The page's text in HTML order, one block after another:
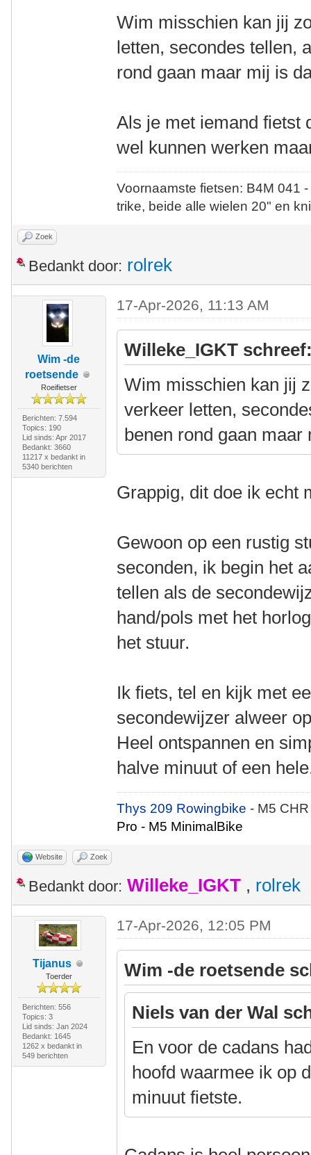
Wim misschien kan jij
letten, secondes tellen,
rond gaan maar mij is
Als je met iemand fietst
wel kunnen werken
Voornaamste fietsen: B4M
trike, beide alle wielen 20" en
Zoek
Bedankt door: rolrek
Wim -de
roetsende
Roeifietser
Berichten: 7.594
Topics: 190
Lid sinds: Apr 2017
Bedankt: 3660
11217 x bedankt in
5340 berichten
17-Apr-2026, 11:13 AM
Willeke_IGKT
Wim misschien kan jij
verkeer letten,
benen rond gaan
Grappig, dit doe ik echt
Gewoon op een rustig
seconden, ik begin het
tellen als de
hand/pols met het
het stuur.
Ik fiets, tel en kijk met
secondewijzer alweer
Heel ontspannen en
halve minuut of een
Thys 209 Rowingbike- M5
Pro - M5 MinimalBike
Website Zoek
Bedankt door: Willeke_IGKT , rolrek
Tijanus
Toerder
Berichten: 556
Topics: 3
Lid sinds: Jan 2024
Bedankt: 1645
1262 x bedankt in
549 berichten
17-Apr-2026, 12:05 PM
Wim -de roetsende
Niels van der Wal
En voor de cadans
hoofd waarmee ik op
minuut fietste.